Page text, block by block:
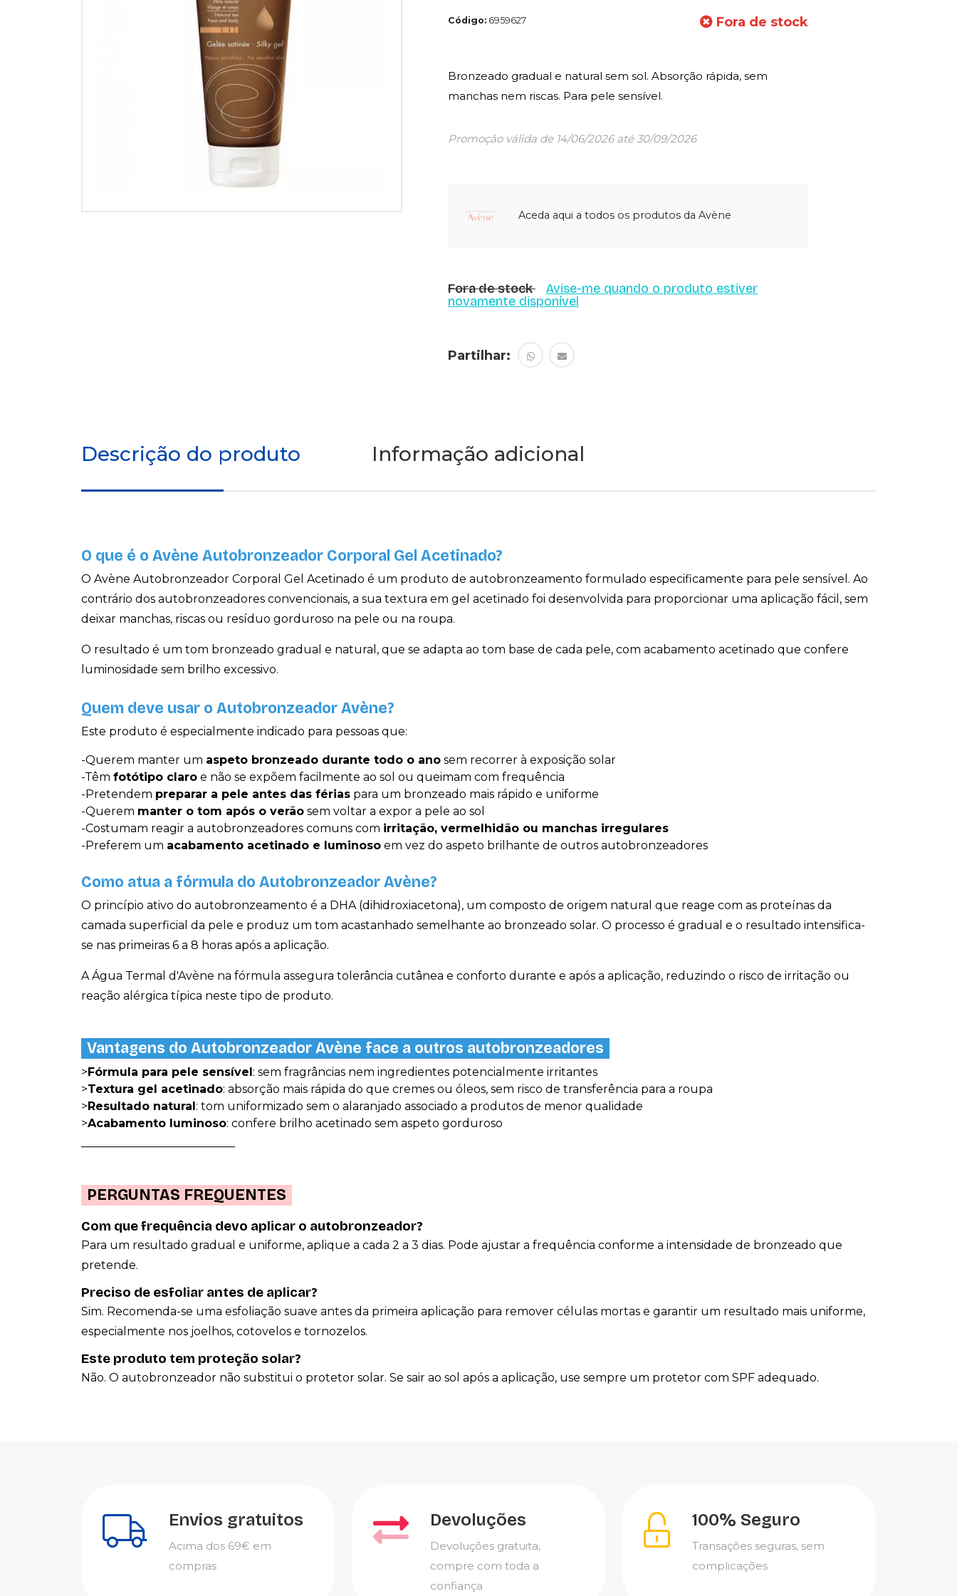
Código: 6959627 Fora de stock
Bronzeado gradual e natural sem sol. Absorção rápida, sem
manchas nem riscas. Para pele sensível.
Promoção válida de 14/06/2026 até 30/09/2026
Aceda aqui a todos os produtos da Avène
Fora de stock
Avise-me quando o produto estiver
novamente disponível
Partilhar:
Descrição do produto Informação adicional
O que é o Avène Autobronzeador Corporal Gel Acetinado?
O Avène Autobronzeador Corporal Gel Acetinado é um produto de autobronzeamento formulado especificamente para pele sensível. Ao
contrário dos autobronzeadores convencionais, a sua textura em gel acetinado foi desenvolvida para proporcionar uma aplicação fácil, sem
deixar manchas, riscas ou resíduo gorduroso na pele ou na roupa.
O resultado é um tom bronzeado gradual e natural, que se adapta ao tom base de cada pele, com acabamento acetinado que confere
luminosidade sem brilho excessivo.
Quem deve usar o Autobronzeador Avène?
Este produto é especialmente indicado para pessoas que:
-Querem manter um aspeto bronzeado durante todo o ano sem recorrer à exposição solar
-Têm fotótipo claro e não se expõem facilmente ao sol ou queimam com frequência
-Pretendem preparar a pele antes das férias para um bronzeado mais rápido e uniforme
-Querem manter o tom após o verão sem voltar a expor a pele ao sol
-Costumam reagir a autobronzeadores comuns com irritação, vermelhidão ou manchas irregulares
-Preferem um acabamento acetinado e luminoso em vez do aspeto brilhante de outros autobronzeadores
Como atua a fórmula do Autobronzeador Avène?
O princípio ativo do autobronzeamento é a DHA (dihidroxiacetona), um composto de origem natural que reage com as proteínas da
camada superficial da pele e produz um tom acastanhado semelhante ao bronzeado solar. O processo é gradual e o resultado intensifica-
se nas primeiras 6 a 8 horas após a aplicação.
A Água Termal d'Avène na fórmula assegura tolerância cutânea e conforto durante e após a aplicação, reduzindo o risco de irritação ou
reação alérgica típica neste tipo de produto.
Vantagens do Autobronzeador Avène face a outros autobronzeadores
>Fórmula para pele sensível: sem fragrâncias nem ingredientes potencialmente irritantes
>Textura gel acetinado: absorção mais rápida do que cremes ou óleos, sem risco de transferência para a roupa
>Resultado natural: tom uniformizado sem o alaranjado associado a produtos de menor qualidade
>Acabamento luminoso: confere brilho acetinado sem aspeto gorduroso
PERGUNTAS FREQUENTES
Com que frequência devo aplicar o autobronzeador?
Para um resultado gradual e uniforme, aplique a cada 2 a 3 dias. Pode ajustar a frequência conforme a intensidade de bronzeado que
pretende.
Preciso de esfoliar antes de aplicar?
Sim. Recomenda-se uma esfoliação suave antes da primeira aplicação para remover células mortas e garantir um resultado mais uniforme,
especialmente nos joelhos, cotovelos e tornozelos.
Este produto tem proteção solar?
Não. O autobronzeador não substitui o protetor solar. Se sair ao sol após a aplicação, use sempre um protetor com SPF adequado.
Envios gratuitos
Acima dos 69€ em
compras
Devoluções
Devoluções gratuita,
compre com toda a
confiança
100% Seguro
Transações seguras, sem
complicações